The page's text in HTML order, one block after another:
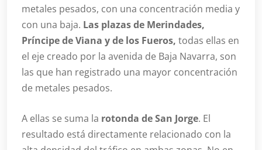
metales pesados, con una concentración media y
con una baja. Las plazas de Merindades,
Príncipe de Viana y de los Fueros, todas ellas en
el eje creado por la avenida de Baja Navarra, son
las que han registrado una mayor concentración
de metales pesados.
A ellas se suma la rotonda de San Jorge. El
resultado está directamente relacionado con la